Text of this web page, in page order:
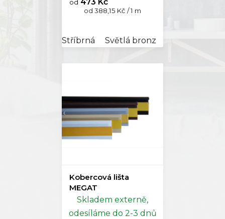
od 473 Kč
Měrná
od 388,15 Kč / 1 m
Stříbrná Světlá bronz
Kobercová lišta
MEGAT
Skladem externě,
odesíláme do 2-3 dnů